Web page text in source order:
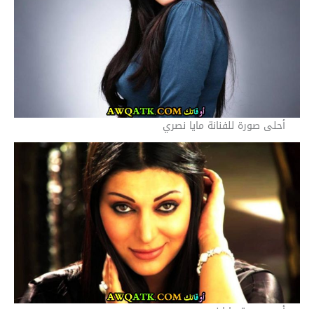
أحلى صورة للفنانة مايا نصري